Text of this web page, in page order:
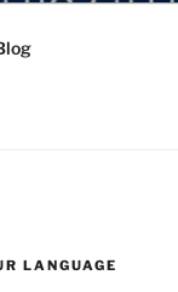
LANGUAGE